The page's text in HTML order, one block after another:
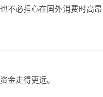
不必担心在国外消费时高昂
金走得更远。